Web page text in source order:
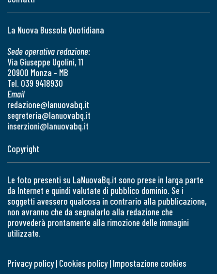
La Nuova Bussola Quotidiana
Sede operativa redazione:
Via Giuseppe Ugolini, 11
20900 Monza - MB
Tel. 039 9418930
Email
redazione@lanuovabq.it
segreteria@lanuovabq.it
inserzioni@lanuovabq.it
Copyright
Le foto presenti su LaNuovaBq.it sono prese in larga parte
da Internet e quindi valutate di pubblico dominio. Se i
soggetti avessero qualcosa in contrario alla pubblicazione,
non avranno che da segnalarlo alla redazione che
provvederà prontamente alla rimozione delle immagini
utilizzate.
Privacy policy| Cookies policy| Impostazione cookies